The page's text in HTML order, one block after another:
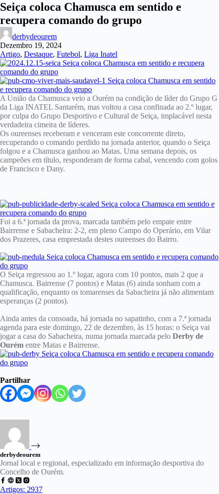
Seiça coloca Chamusca em sentido e
recupera comando do grupo
derbydeourem
Dezembro 19, 2024
Artigo, Destaque, Futebol, Liga Inatel
A União da Chamusca veio a Ourém na condição de líder do Grupo G
da Liga INATEL Santarém, mas voltou a casa confinada ao 2.º lugar,
por culpa do Grupo Desportivo e Cultural de Seiça, implacável nesta
verdadeira cimeira de líderes.
Os oureenses receberam e venceram este concorrente direto,
recuperando o comando perdido na jornada anterior, quando o Seiça
folgou e a Chamusca ganhou ao Matas. Uma semana depois, os
campeões em título, responderam de forma cabal, vencendo com golos
de Francisco e Dany.
Foi a 6.ª jornada da prova, marcada também pelo empate entre
Bairrense e Sabacheira: 2-2, em pleno Campo do Operário, em Vilar
dos Prazeres, casa emprestada destes oureenses do Bairro.
O Seiça regressou ao 1.º lugar, agora com 10 pontos, mais 2 que a
Chamusca. Bairrense (7 pontos) e Matas (6) ainda sonham com a
qualificação, enquanto os tomarenses da Sabacheira já não alimentam
esperanças (2 pontos).
Ainda antes da consoada, há jornada no sapatinho, com a 7.ª jornada
agenda para este domingo, 22 de dezembro, às 15 horas: o Seiça vai
jogar a casa do Sabacheira, numa jornada marcada pelo Derby de
Ourém entre Matas e Bairrense.
Partilhar
derbydeourem
Jornal local e regional, especializado em informação desportiva do
Concelho de Ourém.
Artigos: 2937